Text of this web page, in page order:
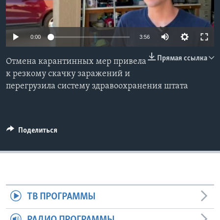
Learning English
Языки
0:00 3:56
Прямая ссылка
Отмена карантинных мер привела
к резкому скачку заражений и
перегрузила систему здравоохранения штата
Поделиться
ТВ ПРОГРАММЫ